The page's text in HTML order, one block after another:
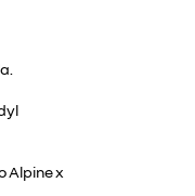
Alpine x